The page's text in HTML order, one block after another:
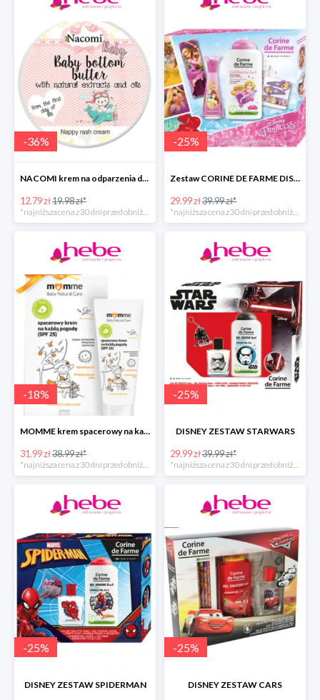
-36%
NACOMI krem na odparzenia dla dzieci
12.79 zł19.98 zł*
-25%
Zestaw CORINE DE FARME DISNEY PRINCESS
29.99 zł39.99 zł*
-18%
MOMME krem spacerowy na każdą pogodę do ciała
31.99 zł38.99 zł*
*najniższa cena z 30 dni przed obniżką
-25%
DISNEY ZESTAW STARWARS
29.99 zł39.99 zł*
*najniższa cena z 30 dni przed obniżką
-25%
DISNEY ZESTAW SPIDERMAN
-25%
DISNEY ZESTAW CARS